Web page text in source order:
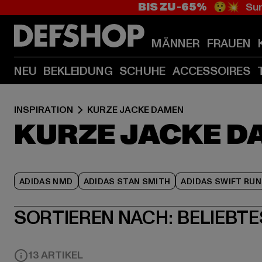
BIS ZU -65% 😲💥
MÄNNER FRAUEN
NEU BEKLEIDUNG SCHUHE ACCESSOIRES
INSPIRATION KURZE JACKE DAMEN
KURZE JACKE
ADIDAS NMD ADIDAS STAN SMITH ADIDAS SWIFT RUN
SORTIEREN NACH:
13 ARTIKEL